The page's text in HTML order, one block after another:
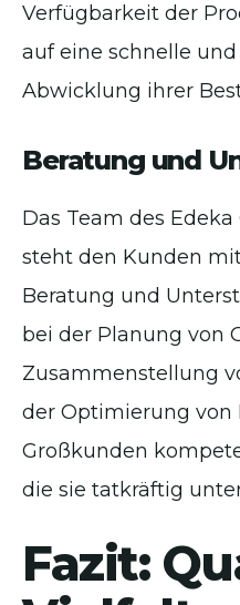
Verfügbarkeit der
auf eine schnelle
Abwicklung ihrer
Beratung und
Das Team des
steht den Kunden
Beratung und
bei der Planung von
Zusammenstellung
der Optimierung von
Großkunden
die sie tatkräftig
Fazit: